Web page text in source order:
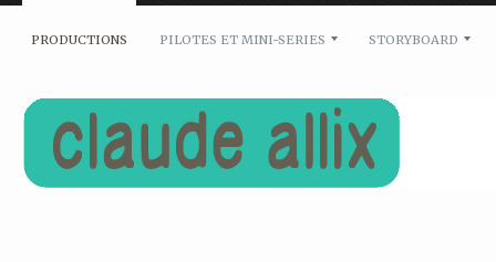
PRODUCTIONS PILOTES ET MINI-SERIES STORYBOARD